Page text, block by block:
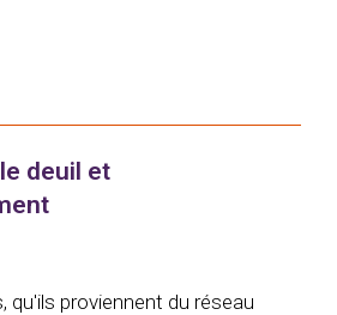
deuil et
qu'ils proviennent du réseau